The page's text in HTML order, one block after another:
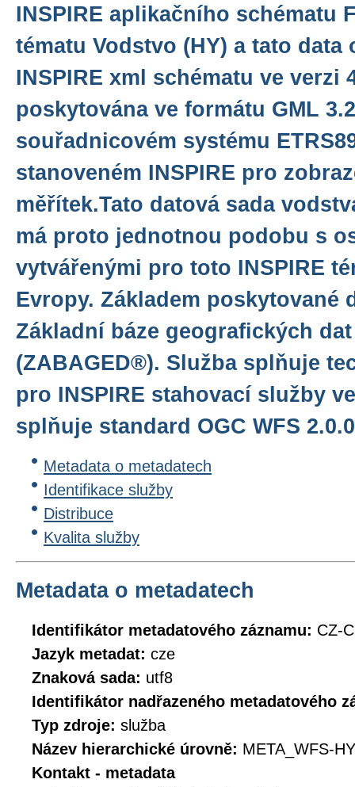
INSPIRE aplikačního schématu
tématu Vodstvo (HY) a tato data
INSPIRE xml schématu ve verzi
poskytována ve formátu GML
souřadnicovém systému
stanoveném INSPIRE pro
měřítek.Tato datová sada
má proto jednotnou podobu s
vytvářenými pro toto INSPIRE
Evropy. Základem poskytované
Základní báze geografických
(ZABAGED®). Služba splňuje
pro INSPIRE stahovací služby
splňuje standard OGC WFS
Metadata o metadatech
Identifikace služby
Distribuce
Kvalita služby
Metadata o metadatech
Identifikátor metadatového záznamu: CZ-
Jazyk metadat: cze
Znaková sada: utf8
Identifikátor nadřazeného metadatového
Typ zdroje: služba
Název hierarchické úrovně: META_WFS-
Kontakt - metadata